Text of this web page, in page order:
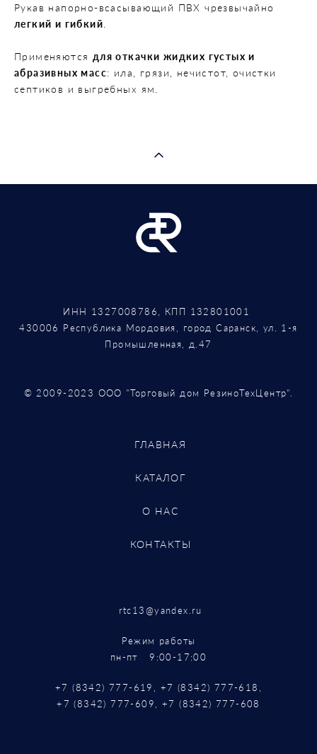
Рукав напорно-всасывающий ПВХ чрезвычайно
легкий и гибкий
Применяются для откачки жидких густых и
абразивных масс: ила, грязи, нечистот, очистки
септиков и выгребных ям.
ИНН 1327008786, КПП 132801001
430006 Республика Мордовия, город Саранск, ул. 1-я
Промышленная, д.47
© 2009-2023 ООО "Торговый дом РезиноТехЦентр".
ГЛАВНАЯ
КАТАЛОГ
О НАС
КОНТАКТЫ
rtc13@yandex.ru
Режим работы
пн-пт 9:00-17:00
+7 (8342) 777-619, +7 (8342) 777-618,
+7 (8342) 777-609, +7 (8342) 777-608